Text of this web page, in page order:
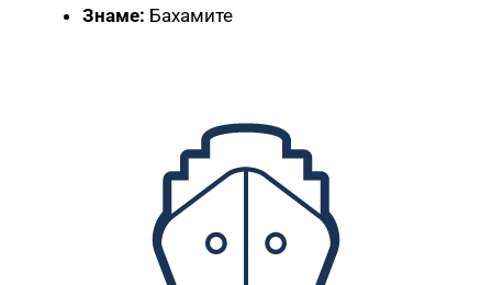
Знаме: Бахамите